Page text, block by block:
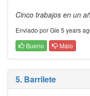
Cinco trabajos en un
Enviado por Gle 5 years
Bueno
Malo
5. Barrilete